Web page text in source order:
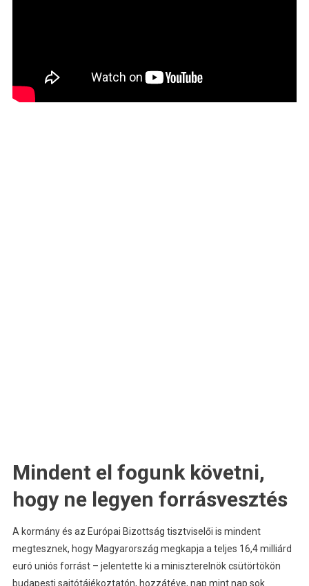
Mindent el fogunk követni,
hogy ne legyen forrásvesztés
A kormány és az Európai Bizottság tisztviselői is mindent
megtesznek, hogy Magyarország megkapja a teljes 16,4 milliárd
euró uniós forrást – jelentette ki a miniszterelnök csütörtökön
budapesti sajtótájékoztatón, hozzátéve, nap mint nap sok